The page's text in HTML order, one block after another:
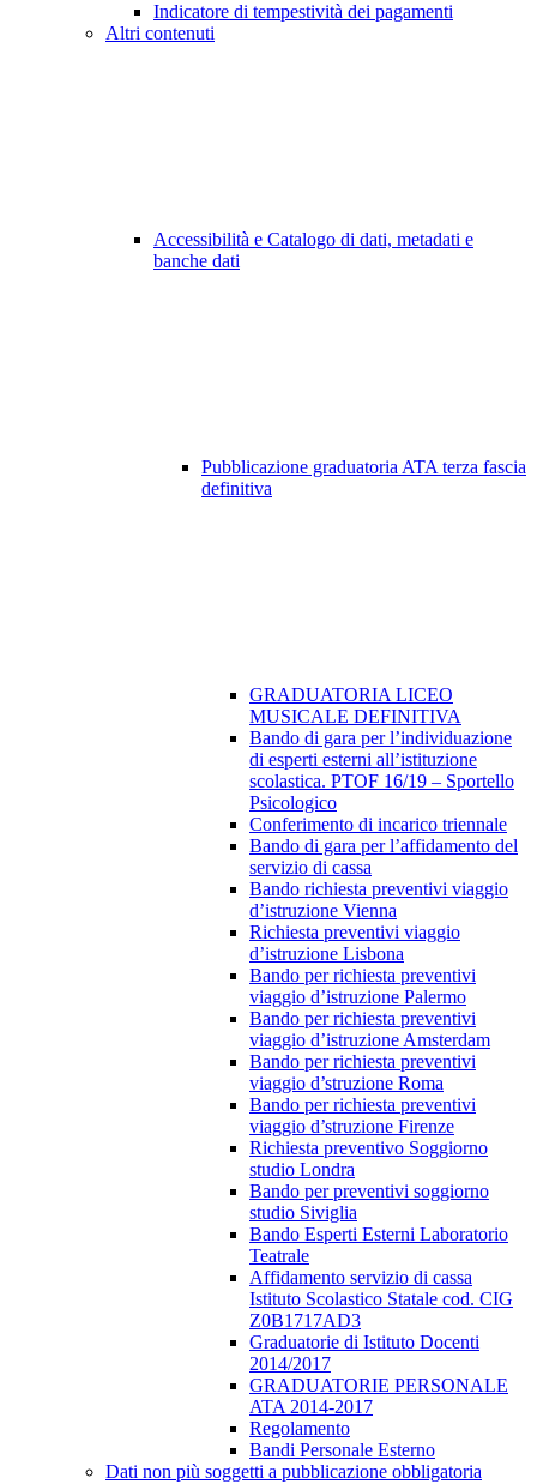
Indicatore di tempestività dei pagamenti
Altri contenuti
Accessibilità e Catalogo di dati, metadati e
banche dati
Pubblicazione graduatoria ATA terza fascia
definitiva
GRADUATORIA LICEO
MUSICALE DEFINITIVA
Bando di gara per l’individuazione
di esperti esterni all’istituzione
scolastica. PTOF 16/19 – Sportello
Psicologico
Conferimento di incarico triennale
Bando di gara per l’affidamento del
servizio di cassa
Bando richiesta preventivi viaggio
d’istruzione Vienna
Richiesta preventivi viaggio
d’istruzione Lisbona
Bando per richiesta preventivi
viaggio d’istruzione Palermo
Bando per richiesta preventivi
viaggio d’istruzione Amsterdam
Bando per richiesta preventivi
viaggio d’struzione Roma
Bando per richiesta preventivi
viaggio d’struzione Firenze
Richiesta preventivo Soggiorno
studio Londra
Bando per preventivi soggiorno
studio Siviglia
Bando Esperti Esterni Laboratorio
Teatrale
Affidamento servizio di cassa
Istituto Scolastico Statale cod. CIG
Z0B1717AD3
Graduatorie di Istituto Docenti
2014/2017
GRADUATORIE PERSONALE
ATA 2014-2017
Regolamento
Bandi Personale Esterno
Dati non più soggetti a pubblicazione obbligatoria